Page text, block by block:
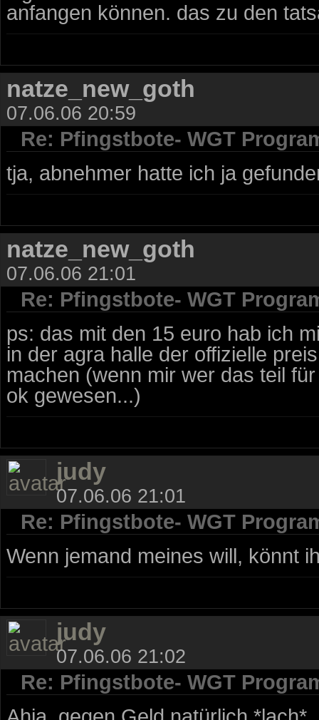
anfangen können. das zu den
natze_new_goth
07.06.06 20:59
Re: Pfingstbote- WGT
tja, abnehmer hatte ich ja
natze_new_goth
07.06.06 21:01
Re: Pfingstbote- WGT
ps: das mit den 15 euro hab ich
in der agra halle der offizielle
machen (wenn mir wer das teil
ok gewesen...)
judy
07.06.06 21:01
Re: Pfingstbote- WGT
Wenn jemand meines will, könnt
judy
07.06.06 21:02
Re: Pfingstbote- WGT